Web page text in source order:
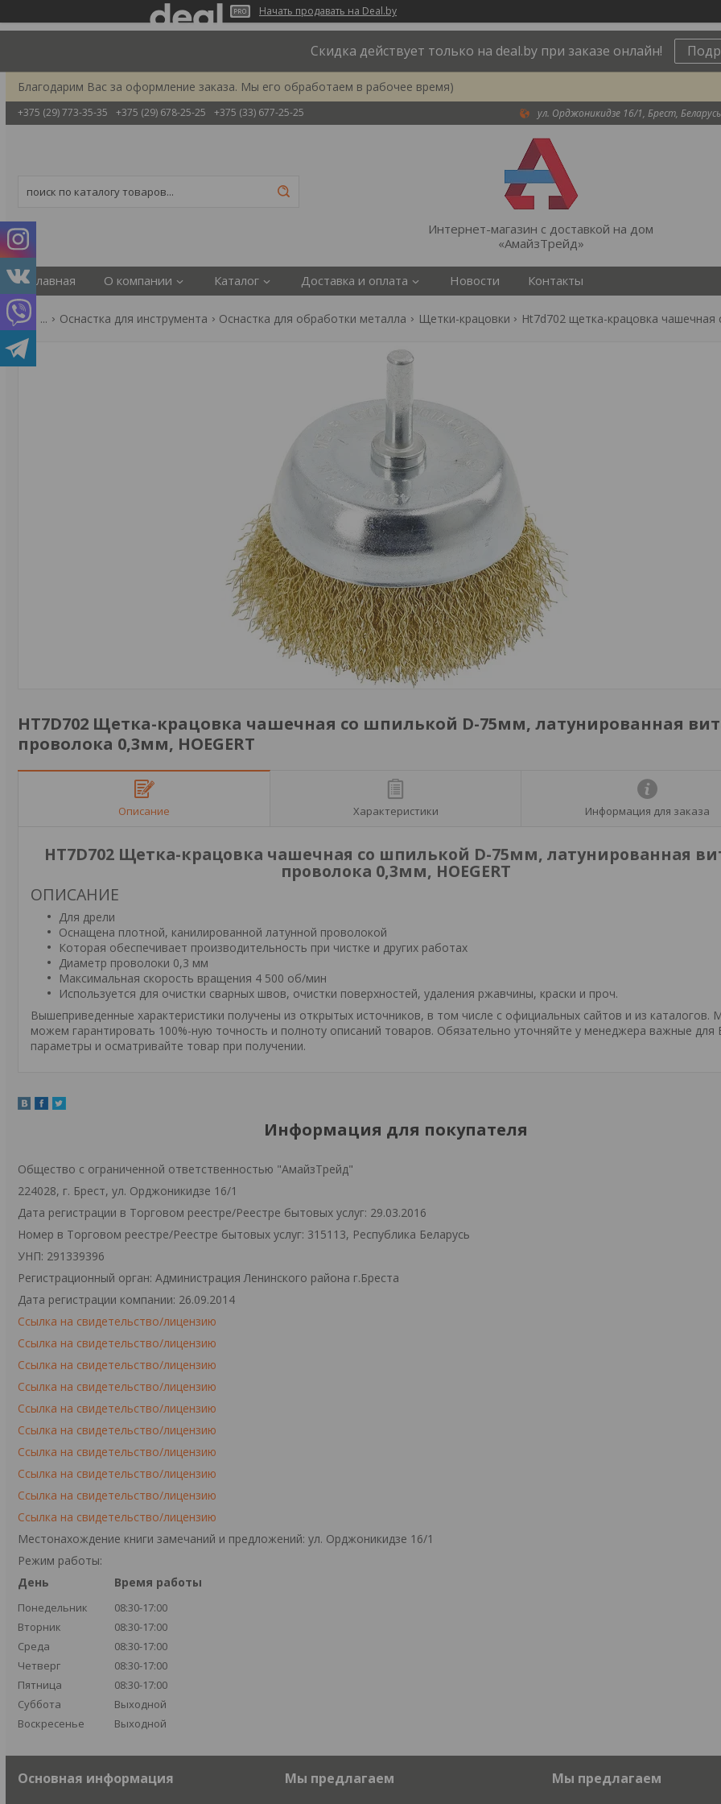
Начать продавать на Deal.by
Скидка действует только на deal.by при заказе онлайн!
Благодарим Вас за оформление заказа. Мы его обработаем в рабочее время)
+375 (29) 773-35-35 +375 (29) 678-25-25 +375 (33) 677-25-25 ул. Орджоникидзе 16/1, Брест, Беларусь
Интернет-магазин с доставкой на дом
«АмайзТрейд»
Главная О компании Каталог Доставка и оплата Новости Контакты
... Оснастка для инструмента Оснастка для обработки металла Щетки-крацовки
HT7D702 Щетка-крацовка чашечная со шпилькой D-75мм, латунированная
проволока 0,3мм, HOEGERT
Описание Характеристики Информация для заказа
HT7D702 Щетка-крацовка чашечная со шпилькой D-75мм, латунированная
проволока 0,3мм, HOEGERT
ОПИСАНИЕ
Для дрели
Оснащена плотной, канилированной латунной проволокой
Которая обеспечивает производительность при чистке и других работах
Диаметр проволоки 0,3 мм
Максимальная скорость вращения 4 500 об/мин
Используется для очистки сварных швов, очистки поверхностей, удаления ржавчины, краски и проч.
Вышеприведенные характеристики получены из открытых источников, в том числе с официальных сайтов и из каталогов.
можем гарантировать 100%-ную точность и полноту описаний товаров. Обязательно уточняйте у менеджера важные для
параметры и осматривайте товар при получении.
Информация для покупателя
Общество с ограниченной ответственностью "АмайзТрейд"
224028, г. Брест, ул. Орджоникидзе 16/1
Дата регистрации в Торговом реестре/Реестре бытовых услуг: 29.03.2016
Номер в Торговом реестре/Реестре бытовых услуг: 315113, Республика Беларусь
УНП: 291339396
Регистрационный орган: Администрация Ленинского района г.Бреста
Дата регистрации компании: 26.09.2014
Ссылка на свидетельство/лицензию
Ссылка на свидетельство/лицензию
Ссылка на свидетельство/лицензию
Ссылка на свидетельство/лицензию
Ссылка на свидетельство/лицензию
Ссылка на свидетельство/лицензию
Ссылка на свидетельство/лицензию
Ссылка на свидетельство/лицензию
Ссылка на свидетельство/лицензию
Ссылка на свидетельство/лицензию
Местонахождение книги замечаний и предложений: ул. Орджоникидзе 16/1
Режим работы:
День
Время работы
Понедельник
08:30-17:00
Вторник
08:30-17:00
Среда
08:30-17:00
Четверг
08:30-17:00
Пятница
08:30-17:00
Суббота
Выходной
Воскресенье
Выходной
Основная информация Мы предлагаем Мы предлагаем